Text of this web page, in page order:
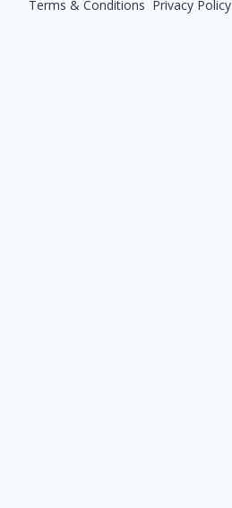
Terms & Conditions Privacy Policy